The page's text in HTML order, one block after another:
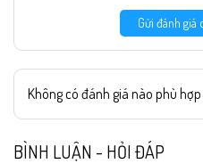
Gửi đánh giá
Không có đánh giá nào phù
BÌNH LUẬN - HỎI ĐÁP